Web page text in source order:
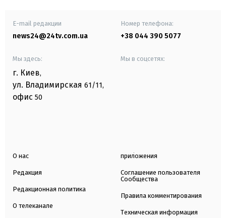
E-mail редакции
news24@24tv.com.ua
Номер телефона:
+38 044 390 5077
Мы здесь:
г. Киев,
ул. Владимирская 61/11,
офис 50
Мы в соцсетях:
О нас
Редакция
Редакционная политика
О телеканале
приложения
Соглашение пользователя
Сообщества
Правила комментирования
Техническая информация